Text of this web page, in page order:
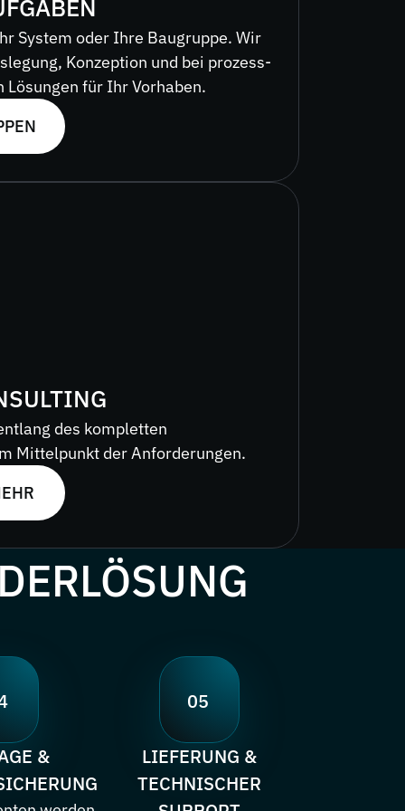
System oder Ihre Baugruppe. Wir
Konzeption und bei prozess-
für Ihr Vorhaben.
des kompletten
Mittelpunkt der Anforderungen.
&
05
LIEFERUNG &
TECHNISCHER